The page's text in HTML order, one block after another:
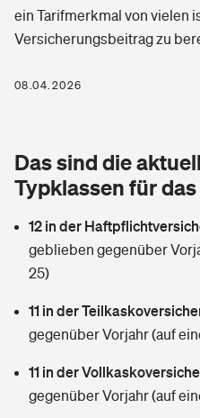
Berufshaftpflichtversicherung
Zur Übersicht
Tools
Wer versichert was: Jetzt
Sie haben Fragen?
Glasversicherung
Mietkautionsversicherung
Restkreditversicherung
Pri­vate Haft­pflicht­
Kinderunfall­ver­si­che­rung
Kinderinvalidität
Hundehalter-Haftpflicht
Gesundheit
Private Krankenversicherung
Dread-Disease-Versicherung
Tierkrankenversicherung
Zur Übersicht
Tools
Wer versichert was: Jetzt
ein Tarifmerkmal von vielen
Versicherungsbeitrag zu
08.04.2026
Das sind die
Typklassen für
12 in der
geblieben gegenüber
25)
11 in der
gegenüber Vorjahr (auf
11 in der
gegenüber Vorjahr (auf